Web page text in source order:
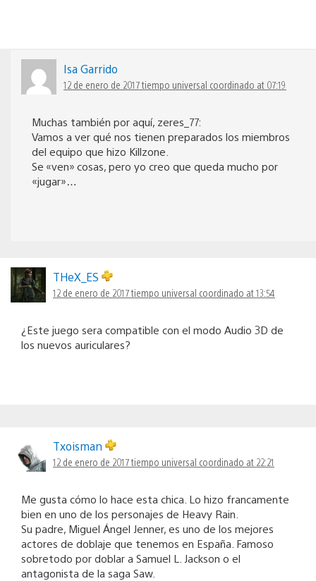
Isa Garrido
12 de enero de 2017 tiempo universal coordinado at 07:19
Muchas también por aquí, zeres_77:
Vamos a ver qué nos tienen preparados los miembros
del equipo que hizo Killzone.
Se «ven» cosas, pero yo creo que queda mucho por
«jugar»…
THeX_ES
12 de enero de 2017 tiempo universal coordinado at 13:54
¿Este juego sera compatible con el modo Audio 3D de
los nuevos auriculares?
Txoisman
12 de enero de 2017 tiempo universal coordinado at 22:21
Me gusta cómo lo hace esta chica. Lo hizo francamente
bien en uno de los personajes de Heavy Rain.
Su padre, Miguel Ángel Jenner, es uno de los mejores
actores de doblaje que tenemos en España. Famoso
sobretodo por doblar a Samuel L. Jackson o el
antagonista de la saga Saw.